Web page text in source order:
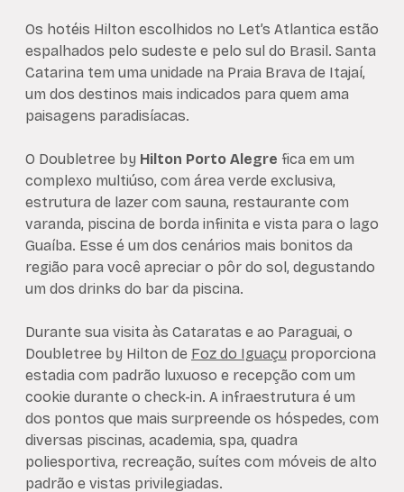
Os hotéis Hilton escolhidos no Let’s Atlantica estão
espalhados pelo sudeste e pelo sul do Brasil. Santa
Catarina tem uma unidade na Praia Brava de Itajaí,
um dos destinos mais indicados para quem ama
paisagens paradisíacas.
O Doubletree by Hilton Porto Alegre fica em um
complexo multiúso, com área verde exclusiva,
estrutura de lazer com sauna, restaurante com
varanda, piscina de borda infinita e vista para o lago
Guaíba. Esse é um dos cenários mais bonitos da
região para você apreciar o pôr do sol, degustando
um dos drinks do bar da piscina.
Durante sua visita às Cataratas e ao Paraguai, o
Doubletree by Hilton de Foz do Iguaçu proporciona
estadia com padrão luxuoso e recepção com um
cookie durante o check-in. A infraestrutura é um
dos pontos que mais surpreende os hóspedes, com
diversas piscinas, academia, spa, quadra
poliesportiva, recreação, suítes com móveis de alto
padrão e vistas privilegiadas.